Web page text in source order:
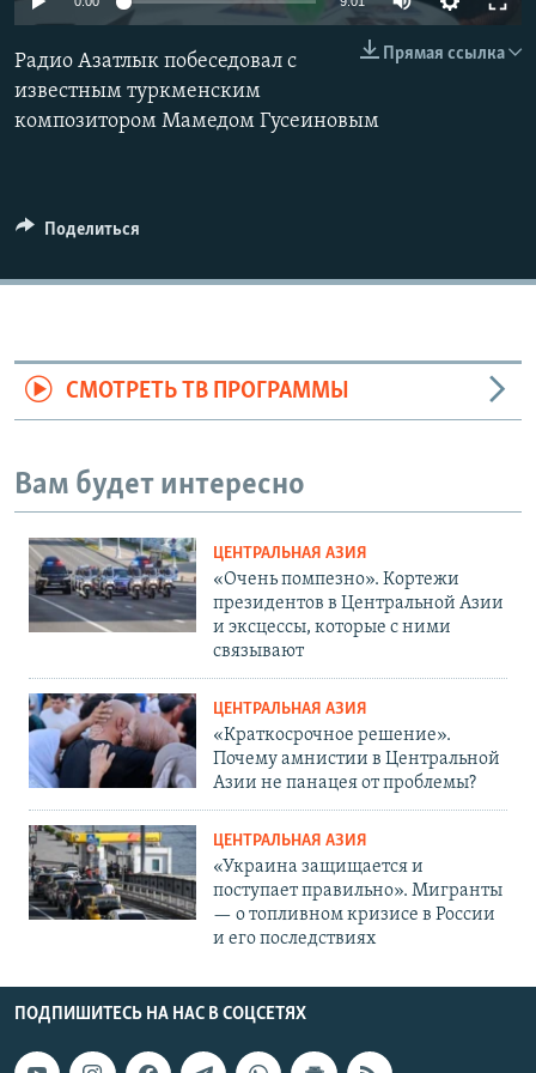
Прямая ссылка
Радио Азатлык побеседовал с
известным туркменским
композитором Мамедом Гусеиновым
Поделиться
СМОТРЕТЬ ТВ ПРОГРАММЫ
Вам будет интересно
ЦЕНТРАЛЬНАЯ АЗИЯ
«Очень помпезно». Кортежи
президентов в Центральной Азии
и эксцессы, которые с ними
связывают
ЦЕНТРАЛЬНАЯ АЗИЯ
«Краткосрочное решение».
Почему амнистии в Центральной
Азии не панацея от проблемы?
ЦЕНТРАЛЬНАЯ АЗИЯ
«Украина защищается и
поступает правильно». Мигранты
— о топливном кризисе в России
и его последствиях
ПОДПИШИТЕСЬ НА НАС В СОЦСЕТЯХ